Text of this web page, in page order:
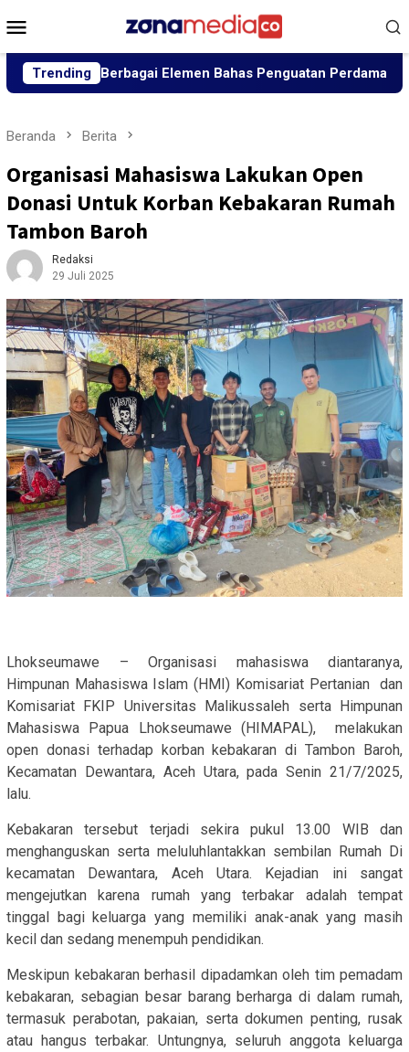
ke
Mobile
Trending
Berbagai Elemen Bahas Penguatan Perdamaian
Beranda Berita
Organisasi Mahasiswa Lakukan Open
Donasi Untuk Korban Kebakaran Rumah
Tambon Baroh
Redaksi
29 Juli 2025
Lhokseumawe – Organisasi mahasiswa diantaranya,
Himpunan Mahasiswa Islam (HMI) Komisariat Pertanian dan
Komisariat FKIP Universitas Malikussaleh serta Himpunan
Mahasiswa Papua Lhokseumawe (HIMAPAL), melakukan
open donasi terhadap korban kebakaran di Tambon Baroh,
Kecamatan Dewantara, Aceh Utara, pada Senin 21/7/2025,
lalu.
Kebakaran tersebut terjadi sekira pukul 13.00 WIB dan
menghanguskan serta meluluhlantakkan sembilan Rumah Di
kecamatan Dewantara, Aceh Utara. Kejadian ini sangat
mengejutkan karena rumah yang terbakar adalah tempat
tinggal bagi keluarga yang memiliki anak-anak yang masih
kecil dan sedang menempuh pendidikan.
Meskipun kebakaran berhasil dipadamkan oleh tim pemadam
kebakaran, sebagian besar barang berharga di dalam rumah,
termasuk perabotan, pakaian, serta dokumen penting, rusak
atau hangus terbakar. Untungnya, seluruh anggota keluarga